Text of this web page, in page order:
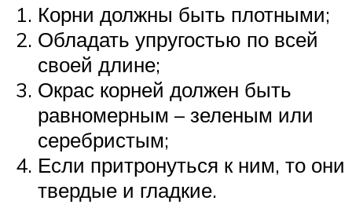
Корни должны быть плотными;
Обладать упругостью по всей
своей длине;
Окрас корней должен быть
равномерным – зеленым или
серебристым;
Если притронуться к ним, то они
твердые и гладкие.